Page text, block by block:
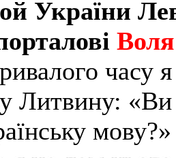
України
часу
Литвину: